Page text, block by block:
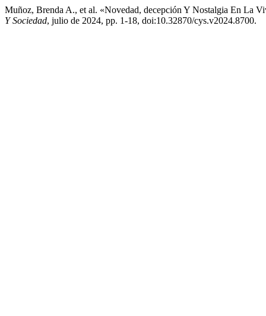
Muñoz, Brenda A., et al. «Novedad, decepción Y Nostalgia En La
Y Sociedad, julio de 2024, pp. 1-18, doi:10.32870/cys.v2024.8700.